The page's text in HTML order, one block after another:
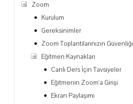
Zoom
Kurulum
Gereksinimler
Zoom Toplantılarınızın Güvenliği
Eğitmen Kaynakları
Canlı Ders İçin Tavsiyeler
Eğitmenin Zoom'a Girişi
Ekran Paylaşımı